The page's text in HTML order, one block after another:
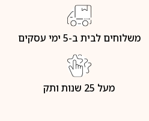
משלוחים לבית ב-5 ימי עסקים
מעל 25 שנות ותק